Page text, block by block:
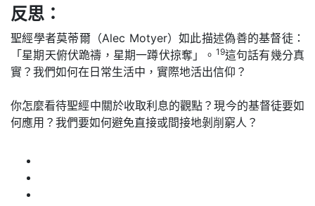
反思：
聖經學者莫蒂爾（Alec Motyer）如此描述偽善的基督徒：
「星期天俯伏跪禱，星期一蹲伏掠奪」。 19這句話有幾分真
實？我們如何在日常生活中，實際地活出信仰？
你怎麼看待聖經中關於收取利息的觀點？現今的基督徒要如
何應用？我們要如何避免直接或間接地剝削窮人？